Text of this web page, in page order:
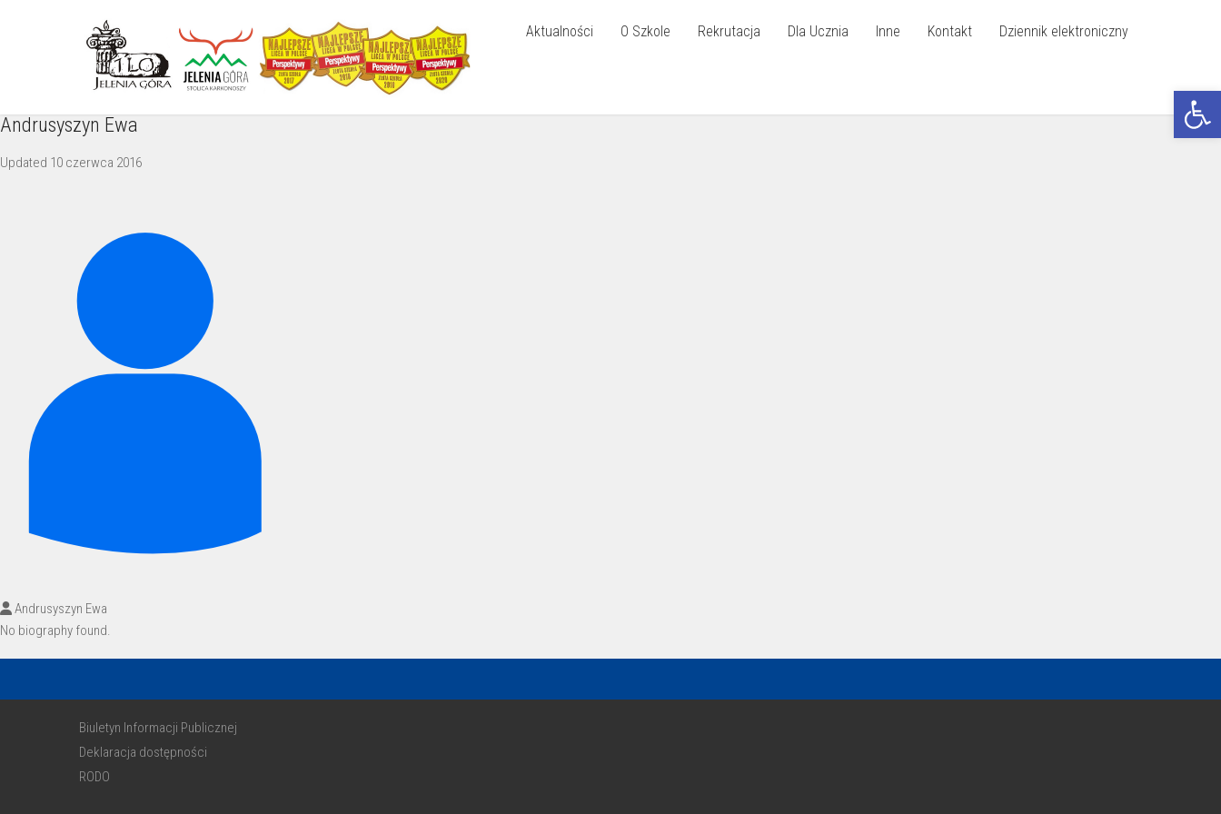
Otwórz
Aktualności O Szkole Rekrutacja Dla Ucznia Inne Kontakt Dziennik elektroniczny
Andrusyszyn Ewa
Updated 10 czerwca 2016
Andrusyszyn Ewa
No biography found.
Biuletyn Informacji Publicznej
Deklaracja dostępności
RODO